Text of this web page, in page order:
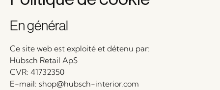
En général
Ce site web est exploité et détenu par:
Hübsch Retail ApS
CVR: 41732350
E-mail: shop@hubsch-interior.com